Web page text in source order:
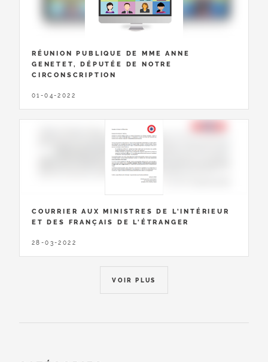
RÉUNION PUBLIQUE DE MME ANNE
GENETET, DÉPUTÉE DE NOTRE
CIRCONSCRIPTION
01-04-2022
COURRIER AUX MINISTRES DE L'INTÉRIEUR
ET DES FRANÇAIS DE L'ÉTRANGER
28-03-2022
VOIR PLUS